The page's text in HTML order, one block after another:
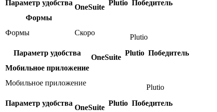
Параметр удобства
OneSuite
Plutio Победитель
Формы
Формы
Скоро
Plutio
Параметр удобства
OneSuite
Plutio Победитель
Мобильное приложение
Мобильное приложение
Plutio
Параметр удобства
OneSuite
Plutio Победитель